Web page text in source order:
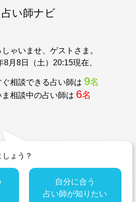
占い師ナビ
ゃいませ、ゲストさま。
8月8日（土）20:15現在、
ぐ相談できる占い師は 9名
ま相談中の占い師は 6名
ょう？
自分に合う
占い師が知りたい